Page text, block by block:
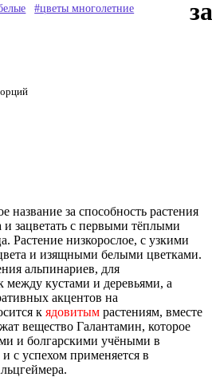
#цветы многолетние
за способность растения
и зацветать с первыми тёплыми
Растение низкорослое, с узкими
и изящными белыми цветками.
альпинариев, для
между кустами и деревьями, а
акцентов на
к ядовитымрастениям, вместе
вещество Галантамин, которое
и болгарскими учёными в
с успехом применяется в